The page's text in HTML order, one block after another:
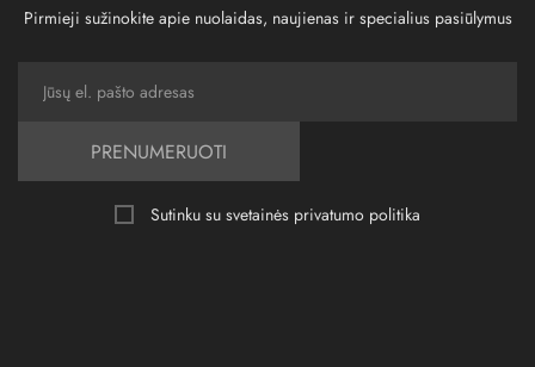
Pirmieji sužinokite apie nuolaidas, naujienas ir specialius pasiūlymus
PRENUMERUOTI
Sutinku su svetainės privatumo politika